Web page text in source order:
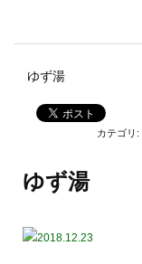
ゆず湯
カテゴリ:
ゆず湯